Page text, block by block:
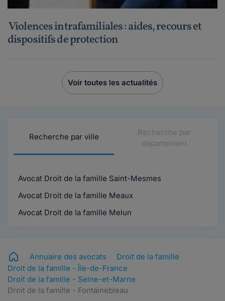
Violences intrafamiliales : aides, recours et
dispositifs de protection
Voir toutes les actualités
Recherche par ville
Recherche par
département
Avocat Droit de la famille Saint-Mesmes
Avocat Droit de la famille Meaux
Avocat Droit de la famille Melun
Annuaire des avocats
Droit de la famille
Droit de la famille - Île-de-France
Droit de la famille - Seine-et-Marne
Droit de la famille - Fontainebleau